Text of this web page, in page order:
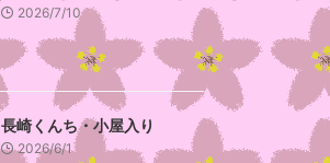
2026/7/10
長崎くんち・小屋入り
2026/6/1